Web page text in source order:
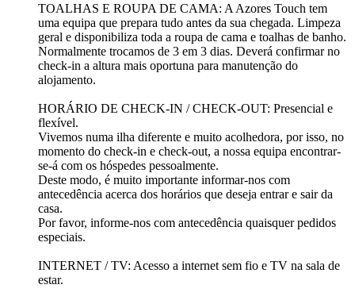
TOALHAS E ROUPA DE CAMA: A Azores Touch tem
uma equipa que prepara tudo antes da sua chegada. Limpeza
geral e disponibiliza toda a roupa de cama e toalhas de banho.
Normalmente trocamos de 3 em 3 dias. Deverá confirmar no
check-in a altura mais oportuna para manutenção do
alojamento.
HORÁRIO DE CHECK-IN / CHECK-OUT: Presencial e
flexível.
Vivemos numa ilha diferente e muito acolhedora, por isso, no
momento do check-in e check-out, a nossa equipa encontrar-
se-á com os hóspedes pessoalmente.
Deste modo, é muito importante informar-nos com
antecedência acerca dos horários que deseja entrar e sair da
casa.
Por favor, informe-nos com antecedência quaisquer pedidos
especiais.
INTERNET / TV: Acesso a internet sem fio e TV na sala de
estar.